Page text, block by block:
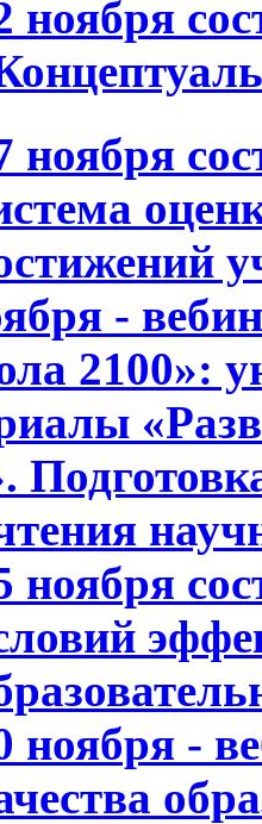
ноября
ноября
-
2100»:
ноября
ноября -